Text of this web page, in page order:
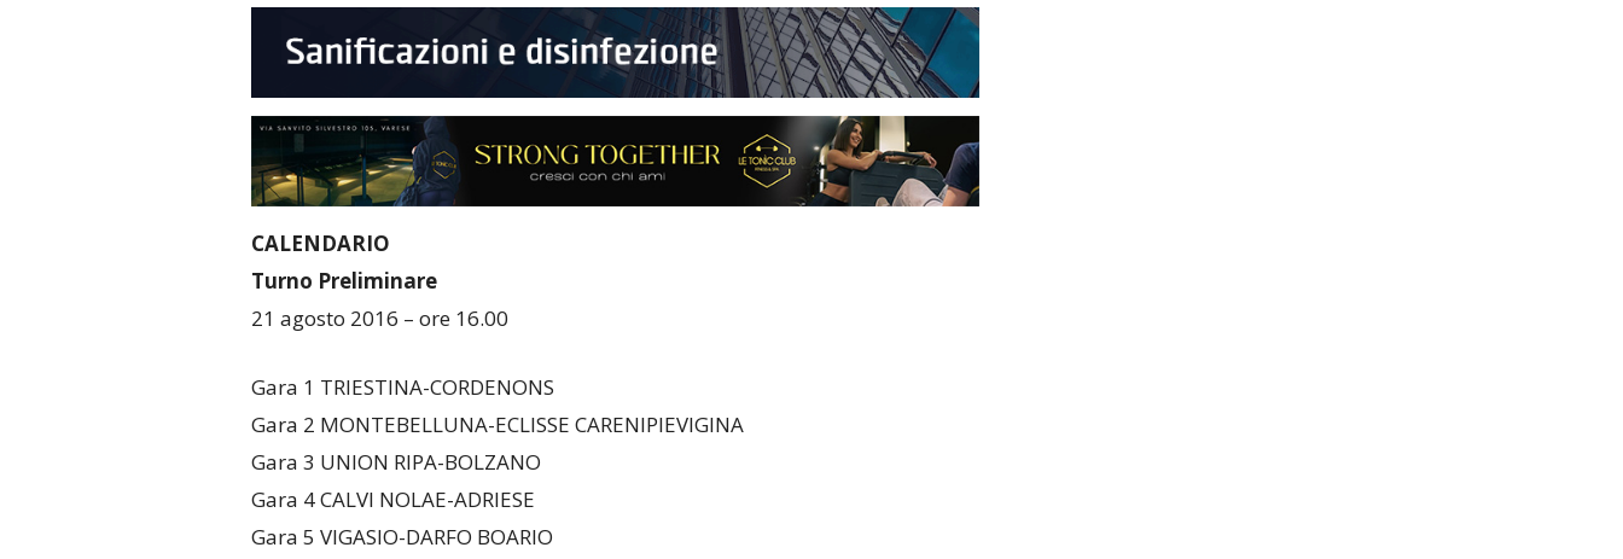
CALENDARIO
Turno Preliminare
21 agosto 2016 – ore 16.00
Gara 1 TRIESTINA-CORDENONS
Gara 2 MONTEBELLUNA-ECLISSE CARENIPIEVIGINA
Gara 3 UNION RIPA-BOLZANO
Gara 4 CALVI NOLAE-ADRIESE
Gara 5 VIGASIO-DARFO BOARIO